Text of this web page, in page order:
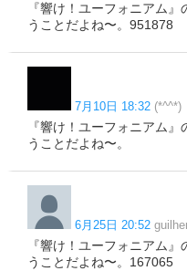
『響け！ユーフォニアム
うことだよね〜。951878
7月10日 18:32 (*^^*)
『響け！ユーフォニアム
うことだよね〜。
6月25日 20:52
『響け！ユーフォニアム
うことだよね〜。167065